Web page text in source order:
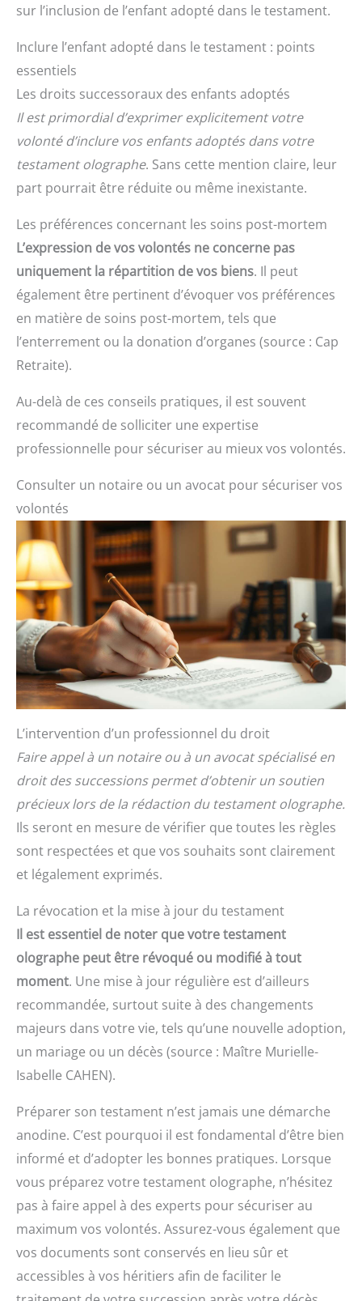
sur l’inclusion de l’enfant adopté dans le testament.
Inclure l’enfant adopté dans le testament : points
essentiels
Les droits successoraux des enfants adoptés
Il est primordial d’exprimer explicitement votre
volonté d’inclure vos enfants adoptés dans votre
testament olographe. Sans cette mention claire, leur
part pourrait être réduite ou même inexistante.
Les préférences concernant les soins post-mortem
L’expression de vos volontés ne concerne pas
uniquement la répartition de vos biens. Il peut
également être pertinent d’évoquer vos préférences
en matière de soins post-mortem, tels que
l’enterrement ou la donation d’organes (source : Cap
Retraite).
Au-delà de ces conseils pratiques, il est souvent
recommandé de solliciter une expertise
professionnelle pour sécuriser au mieux vos volontés.
Consulter un notaire ou un avocat pour sécuriser vos
volontés
L’intervention d’un professionnel du droit
Faire appel à un notaire ou à un avocat spécialisé en
droit des successions permet d’obtenir un soutien
précieux lors de la rédaction du testament olographe.
Ils seront en mesure de vérifier que toutes les règles
sont respectées et que vos souhaits sont clairement
et légalement exprimés.
La révocation et la mise à jour du testament
Il est essentiel de noter que votre testament
olographe peut être révoqué ou modifié à tout
moment. Une mise à jour régulière est d’ailleurs
recommandée, surtout suite à des changements
majeurs dans votre vie, tels qu’une nouvelle adoption,
un mariage ou un décès (source : Maître Murielle-
Isabelle CAHEN).
Préparer son testament n’est jamais une démarche
anodine. C’est pourquoi il est fondamental d’être bien
informé et d’adopter les bonnes pratiques. Lorsque
vous préparez votre testament olographe, n’hésitez
pas à faire appel à des experts pour sécuriser au
maximum vos volontés. Assurez-vous également que
vos documents sont conservés en lieu sûr et
accessibles à vos héritiers afin de faciliter le